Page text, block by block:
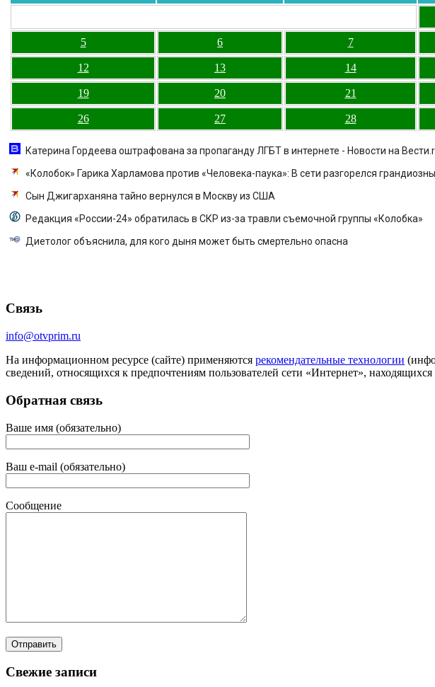
5 6 7
12 13 14
19 20 21
26 27 28
Катерина Гордеева оштрафована за пропаганду ЛГБТ в интернете - Новости на
«Колобок» Гарика Харламова против «Человека-паука»: В сети разгорелся
Сын Джигарханяна тайно вернулся в Москву из США
Редакция «России-24» обратилась в СКР из-за травли съемочной группы «Колобка»
Диетолог объяснила, для кого дыня может быть смертельно опасна
Связь
info@otvprim.ru
На информационном ресурсе (сайте) применяются рекомендательные технологии
сведений, относящихся к предпочтениям пользователей сети «Интернет»,
Обратная связь
Ваше имя (обязательно)
Ваш e-mail (обязательно)
Сообщение
Свежие записи